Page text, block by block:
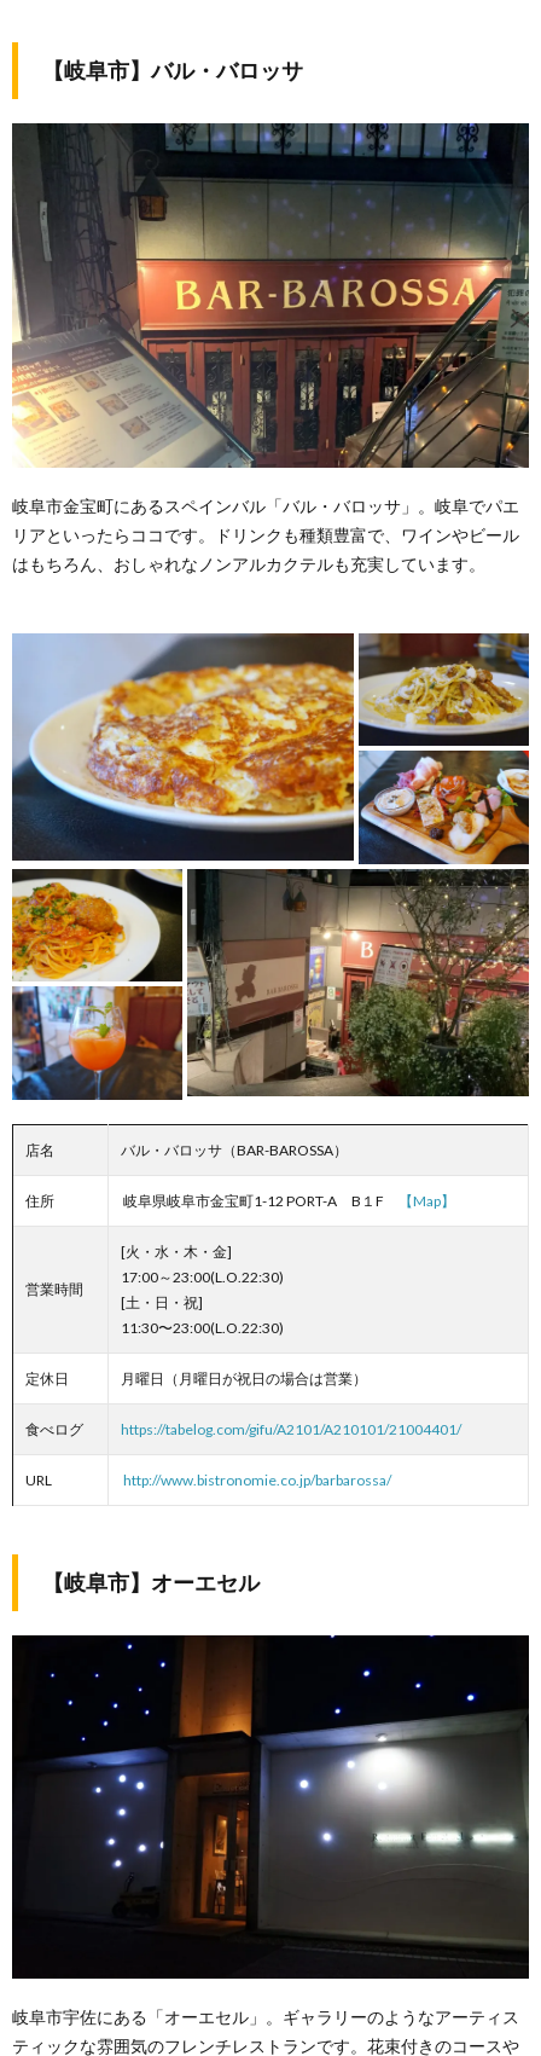
【岐阜市】バル・バロッサ
岐阜市金宝町にあるスペインバル「バル・バロッサ」。岐阜でパエ
リアといったらココです。ドリンクも種類豊富で、ワインやビール
はもちろん、おしゃれなノンアルカクテルも充実しています。
店名 バル・バロッサ（BAR-BAROSSA）
住所 岐阜県岐阜市金宝町1-12 PORT-A‎ B１F 【Map】
営業時間
[火・水・木・金]
17:00～23:00(L.O.22:30)
[土・日・祝]
11:30〜23:00(L.O.22:30)
定休日 月曜日（月曜日が祝日の場合は営業）
食べログ https://tabelog.com/gifu/A2101/A210101/21004401/
URL http://www.bistronomie.co.jp/barbarossa/
【岐阜市】オーエセル
岐阜市宇佐にある「オーエセル」。ギャラリーのようなアーティス
ティックな雰囲気のフレンチレストランです。花束付きのコースや